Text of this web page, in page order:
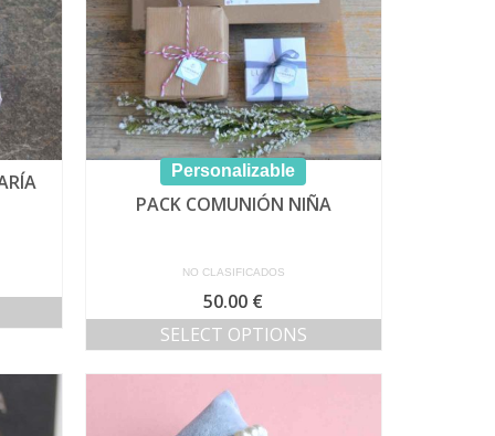
Personalizable
PACK COMUNIÓN NIÑA
NO CLASIFICADOS
50.00 €
SELECT OPTIONS